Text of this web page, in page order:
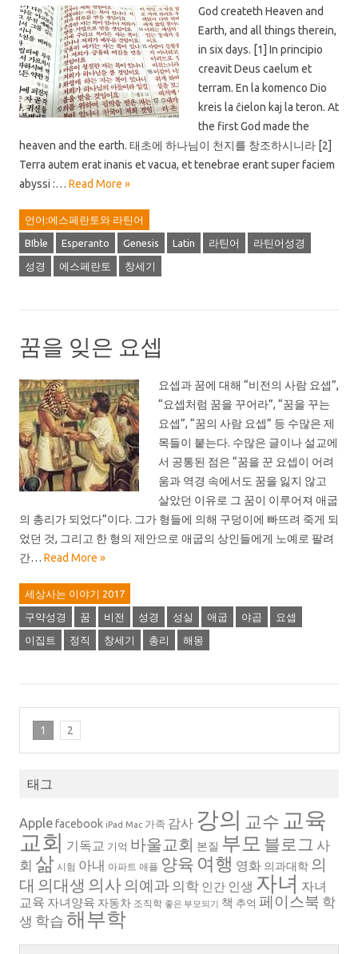
God createth Heaven and
Earth, and all things therein,
in six days. [1] In principio
creavit Deus caelum et
terram. En la komenco Dio
kreis la ĉielon kaj la teron. At
the first God made the
heaven and the earth. 태초에 하나님이 천지를 창조하시니라 [2]
Terra autem erat inanis et vacua, et tenebrae erant super faciem
abyssi :… Read More »
언어:에스페란토와 라틴어
BIble Esperanto Genesis Latin 라틴어 라틴어성경
성경 에스페란토 창세기
꿈을 잊은 요셉
요셉과 꿈에 대해 “비전의 사람 요셉”,
“요셉처럼 꿈을 꾸어라”, “꿈을 꾸는
요셉”, “꿈의 사람 요셉” 등 수많은 제
목들이 붙는다. 수많은 글이나 설교에
서 공통된 점은 “꿈을 꾼 요셉이 어려
움과 역경 속에서도 꿈을 잃지 않고
살았던 이유로 그 꿈이 이루어져 애굽
의 총리가 되었다”이다. 그가 형들에 의해 구덩이에 빠뜨려 죽게 되
었던 것, 그리고 한 형의 제안으로 애굽의 상인들에게 노예로 팔려
간… Read More »
세상사는 이야기 2017
구약성경 꿈 비전 성경 성실 애굽 야곱 요셉
이집트 정직 창세기 총리 해몽
1 2
태그
Applefacebook iPad Mac 가족 감사 강의 교수 교육
교회 기독교 기억 바울교회 본질 부모 블로그 사
회 삶 시험 아내 아파트 애플 양육 여행 영화 의과대학 의
대 의대생 의사의예과 의학 인간 인생 자녀 자녀
교육 자녀양육 자동차 조직학 좋은 부모되기 책 추억 페이스북 학
생 학습 해부학